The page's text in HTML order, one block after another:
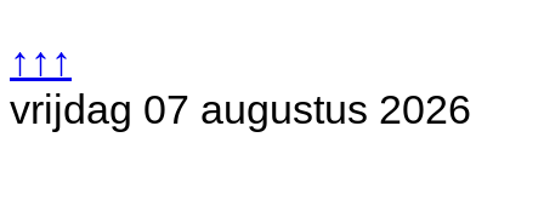
↑↑↑
vrijdag 07 augustus 2026